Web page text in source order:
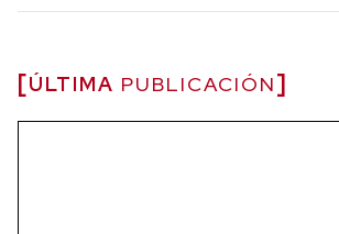
ÚLTIMA PUBLICACIÓN